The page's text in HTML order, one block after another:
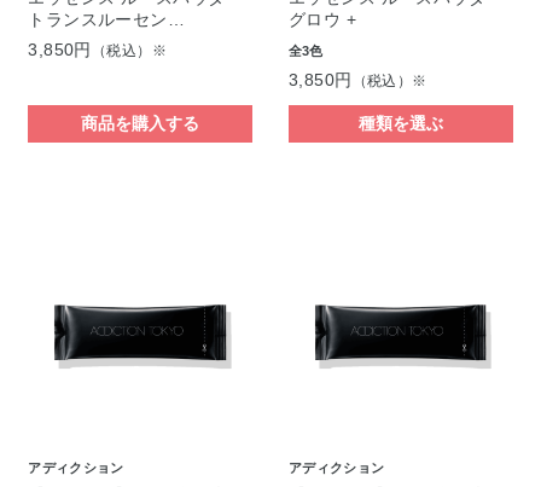
トランスルーセン…
3,850円
（税込）※
商品を購入する
グロウ +
全3色
3,850円 （税込）※
種類を選ぶ
アディクション アディクション